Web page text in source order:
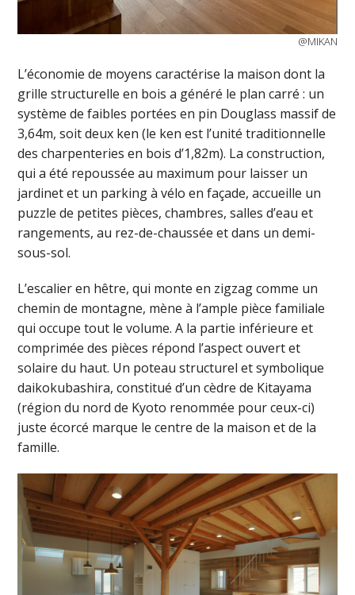
@MIKAN
L’économie de moyens caractérise la maison dont la
grille structurelle en bois a généré le plan carré : un
système de faibles portées en pin Douglass massif de
3,64m, soit deux ken (le ken est l’unité traditionnelle
des charpenteries en bois d’1,82m). La construction,
qui a été repoussée au maximum pour laisser un
jardinet et un parking à vélo en façade, accueille un
puzzle de petites pièces, chambres, salles d’eau et
rangements, au rez-de-chaussée et dans un demi-
sous-sol.
L’escalier en hêtre, qui monte en zigzag comme un
chemin de montagne, mène à l’ample pièce familiale
qui occupe tout le volume. A la partie inférieure et
comprimée des pièces répond l’aspect ouvert et
solaire du haut. Un poteau structurel et symbolique
daikokubashira, constitué d’un cèdre de Kitayama
(région du nord de Kyoto renommée pour ceux-ci)
juste écorcé marque le centre de la maison et de la
famille.